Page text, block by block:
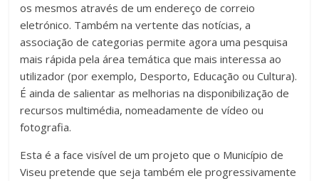
os mesmos através de um endereço de correio
eletrónico. Também na vertente das notícias, a
associação de categorias permite agora uma pesquisa
mais rápida pela área temática que mais interessa ao
utilizador (por exemplo, Desporto, Educação ou Cultura).
É ainda de salientar as melhorias na disponibilização de
recursos multimédia, nomeadamente de vídeo ou
fotografia.
Esta é a face visível de um projeto que o Município de
Viseu pretende que seja também ele progressivamente